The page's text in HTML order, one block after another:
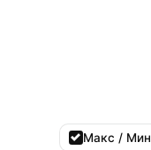
Макс / Мин